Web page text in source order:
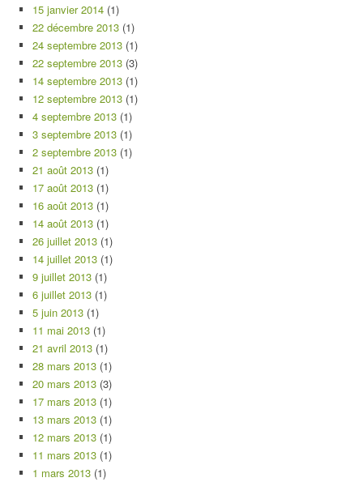
15 janvier 2014 (1)
22 décembre 2013 (1)
24 septembre 2013 (1)
22 septembre 2013 (3)
14 septembre 2013 (1)
12 septembre 2013 (1)
4 septembre 2013 (1)
3 septembre 2013 (1)
2 septembre 2013 (1)
21 août 2013 (1)
17 août 2013 (1)
16 août 2013 (1)
14 août 2013 (1)
26 juillet 2013 (1)
14 juillet 2013 (1)
9 juillet 2013 (1)
6 juillet 2013 (1)
5 juin 2013 (1)
11 mai 2013 (1)
21 avril 2013 (1)
28 mars 2013 (1)
20 mars 2013 (3)
17 mars 2013 (1)
13 mars 2013 (1)
12 mars 2013 (1)
11 mars 2013 (1)
1 mars 2013 (1)